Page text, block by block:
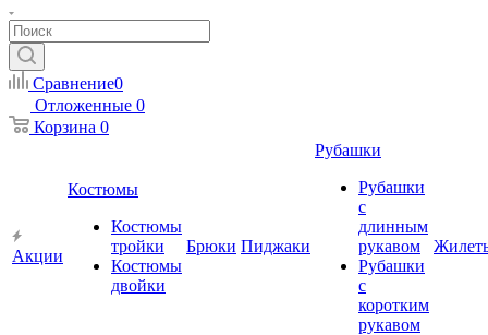
Сравнение0
Отложенные 0
Корзина 0
Акции
Костюмы
Костюмы
тройки
Костюмы
двойки
Брюки Пиджаки
Рубашки
Рубашки
с
длинным
рукавом
Рубашки
с
коротким
рукавом